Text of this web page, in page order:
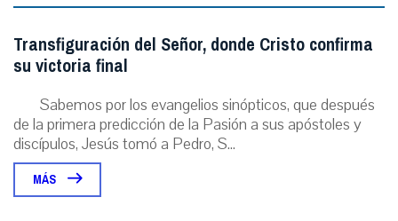
Transfiguración del Señor, donde Cristo confirma
su victoria final
Sabemos por los evangelios sinópticos, que después
de la primera predicción de la Pasión a sus apóstoles y
discípulos, Jesús tomó a Pedro, S...
MÁS